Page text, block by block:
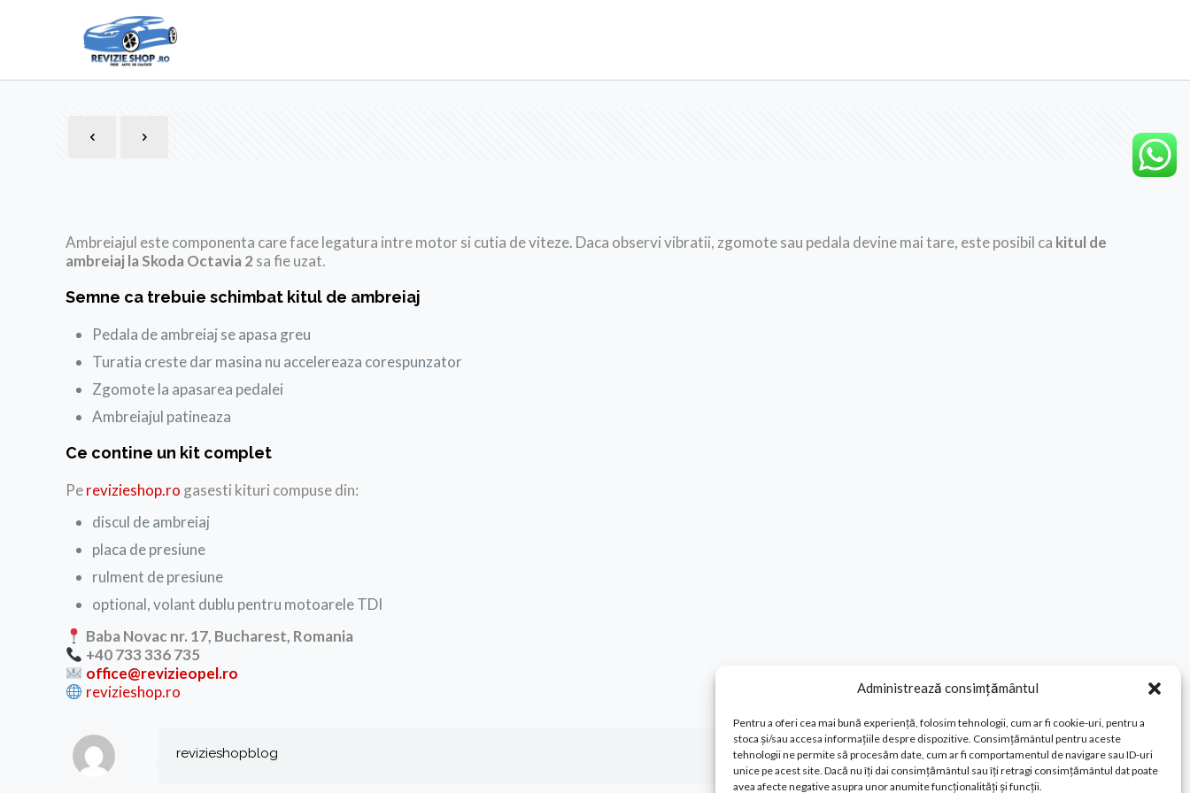
Administrează consimțământul
Pentru a oferi cea mai bună experiență, folosim tehnologii, cum ar fi cookie-uri, pentru a
stoca și/sau accesa informațiile despre dispozitive. Consimțământul pentru aceste
tehnologii ne permite să procesăm date, cum ar fi comportamentul de navigare sau ID-uri
unice pe acest site. Dacă nu îți dai consimțământul sau îți retragi consimțământul dat poate
avea afecte negative asupra unor anumite funcționalități și funcții.
Ambreiajul este componenta care face legatura intre motor si cutia de viteze. Daca observi vibratii, zgomote sau pedala devine mai tare, este posibil ca kitul de
ambreiaj la Skoda Octavia 2 sa fie uzat.
Semne ca trebuie schimbat kitul de ambreiaj
Pedala de ambreiaj se apasa greu
Turatia creste dar masina nu accelereaza corespunzator
Zgomote la apasarea pedalei
Ambreiajul patineaza
Ce contine un kit complet
Perevizieshop.ro gasesti kituri compuse din:
discul de ambreiaj
placa de presiune
rulment de presiune
optional, volant dublu pentru motoarele TDI
Baba Novac nr. 17, Bucharest, Romania
+40 733 336 735
office@revizieopel.ro
revizieshop.ro
revizieshopblog